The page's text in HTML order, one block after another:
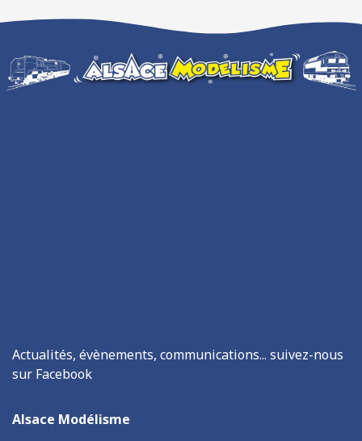
Actualités, évènements, communications... suivez-nous
sur Facebook
Alsace Modélisme